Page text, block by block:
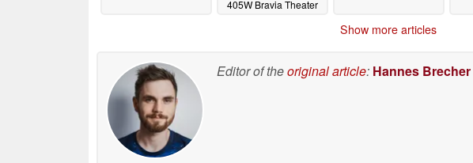
405W Bravia Theater
Show more articles
Editor of theoriginal article: Hannes Brecher